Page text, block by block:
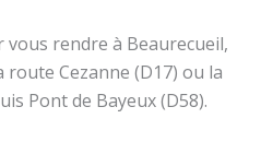
vous rendre à Beaurecueil,
Cezanne (D17) ou la
Pont de Bayeux (D58).